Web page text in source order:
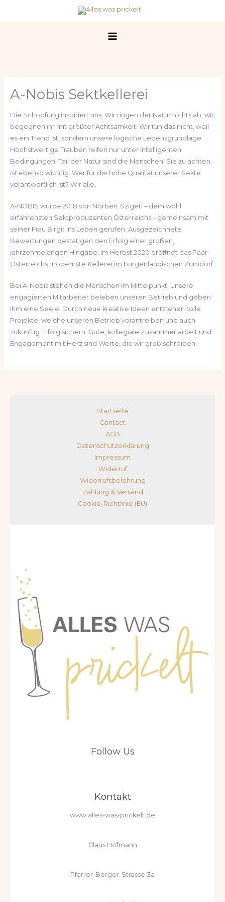
A-Nobis Sektkellerei
Die Schöpfung inspiriert uns. Wir ringen der Natur nichts ab, wir
begegnen ihr mit größter Achtsamkeit. Wir tun das nicht, weil
es ein Trend ist, sondern unsere logische Lebensgrundlage.
Höchstwertige Trauben reifen nur unter intelligenten
Bedingungen. Teil der Natur sind die Menschen. Sie zu achten,
ist ebenso wichtig. Wer für die hohe Qualität unserer Sekte
verantwortlich ist? Wir alle.
A-NOBIS wurde 2018 von Norbert Szigeti – dem wohl
erfahrensten Sektproduzenten Österreichs – gemeinsam mit
seiner Frau Birgit ins Leben gerufen. Ausgezeichnete
Bewertungen bestätigen den Erfolg einer großen,
jahrzehntelangen Hingabe. Im Herbst 2020 eröffnet das Paar
Österreichs modernste Kellerei im burgenländischen Zurndorf.
Bei A-Nobis stehen die Menschen im Mittelpunkt. Unsere
engagierten Mitarbeiter beleben unseren Betrieb und geben
ihm eine Seele. Durch neue kreative Ideen entstehen tolle
Projekte, welche unseren Betrieb vorantreiben und auch
zukünftig Erfolg sichern. Gute, kollegiale Zusammenarbeit und
Engagement mit Herz sind Werte, die wir groß schreiben.
Startseite
Contact
AGB
Datenschutzerklärung
Impressum
Widerruf
Widerrufsbelehrung
Zahlung & Versand
Cookie-Richtlinie (EU)
Follow Us
Kontakt
www.alles-was-prickelt.de
Claus Hofmann
Pfarrer-Berger-Strasse 3a